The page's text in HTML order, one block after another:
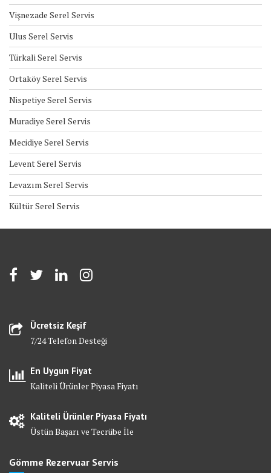
Vişnezade Serel Servis
Ulus Serel Servis
Türkali Serel Servis
Ortaköy Serel Servis
Nispetiye Serel Servis
Muradiye Serel Servis
Mecidiye Serel Servis
Levent Serel Servis
Levazım Serel Servis
Kültür Serel Servis
Ücretsiz Keşif
7/24 Telefon Desteği
En Uygun Fiyat
Kaliteli Ürünler Piyasa Fiyatı
Kaliteli Ürünler Piyasa Fiyatı
Üstün Başarı ve Tecrübe İle
Gömme Rezervuar Servis